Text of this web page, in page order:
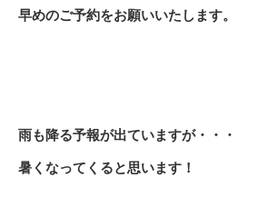
早めのご予約をお願いいたします。
雨も降る予報が出ていますが・・・
暑くなってくると思います！